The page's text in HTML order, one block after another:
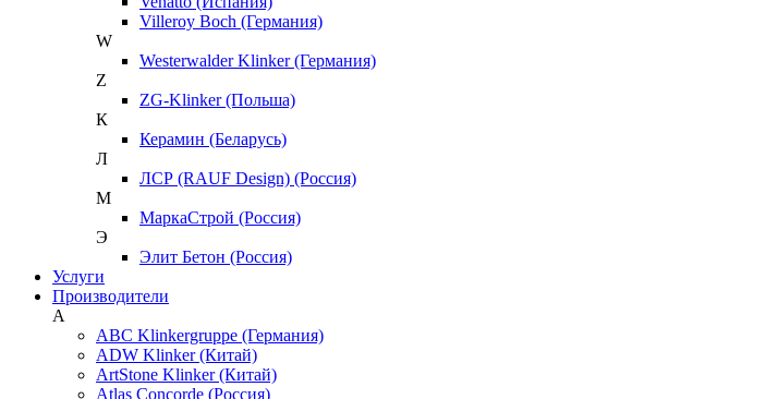
Villeroy Boch (Германия)
W
Westerwalder Klinker (Германия)
Z
ZG-Klinker (Польша)
К
Керамин (Беларусь)
Л
ЛСР (RAUF Design) (Россия)
М
МаркаСтрой (Россия)
Э
Элит Бетон (Россия)
Услуги
Производители
A
ABC Klinkergruppe (Германия)
ADW Klinker (Китай)
ArtStone Klinker (Китай)
Atlas Concorde (Россия)